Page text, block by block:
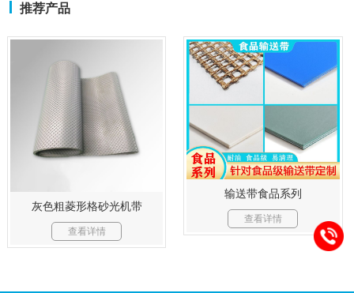
推荐产品
灰色粗菱形格砂光机带
查看详情
输送带食品系列
查看详情